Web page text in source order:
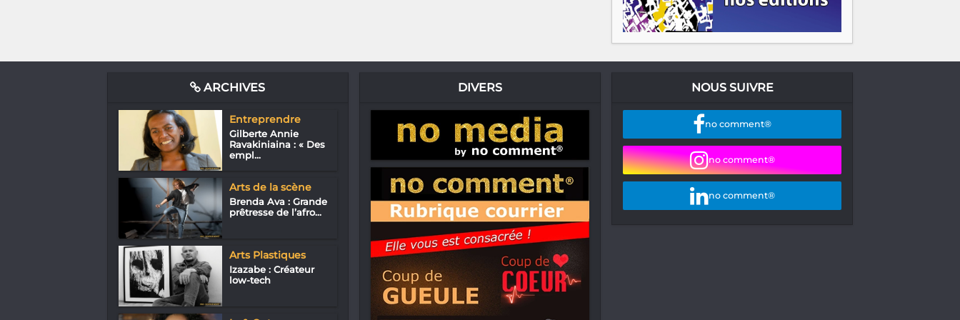
ARCHIVES
Entreprendre
Gilberte Annie
Ravakiniaina : « Des
empl...
Arts de la scène
Brenda Ava : Grande
prêtresse de l’afro...
Arts Plastiques
Izazabe : Créateur
low-tech
DIVERS NOUS SUIVRE
no comment®
no comment®
no comment®